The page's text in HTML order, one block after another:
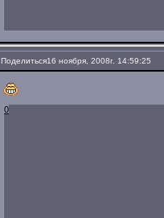
Поделиться16 ноября, 2008г. 14:59:25
0